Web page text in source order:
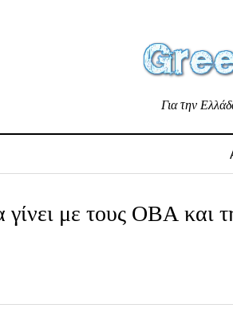
Για την
με τους ΟΒΑ και